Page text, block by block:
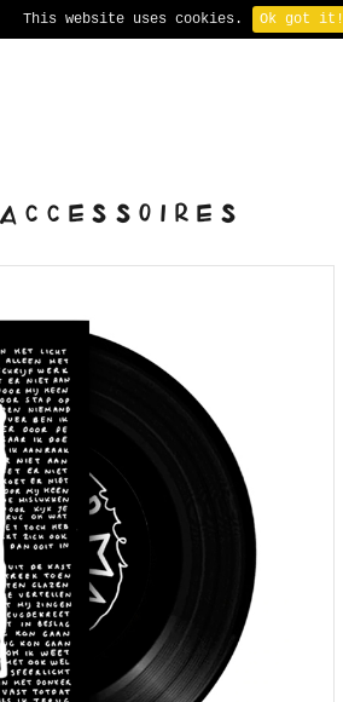
This website uses cookies. Ok got it!
ACCESSOIRES